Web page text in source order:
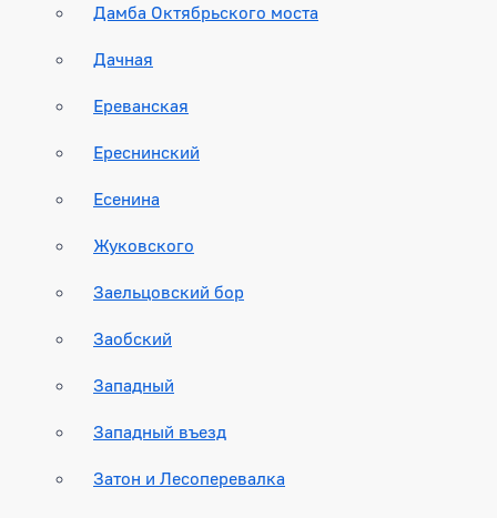
Дамба Октябрьского моста
Дачная
Ереванская
Ереснинский
Есенина
Жуковского
Заельцовский бор
Заобский
Западный
Западный въезд
Затон и Лесоперевалка